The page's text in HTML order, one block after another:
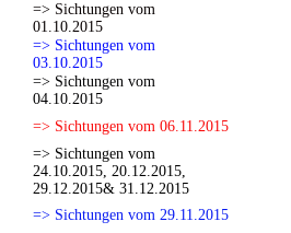
=> Sichtungen vom
01.10.2015
=> Sichtungen vom
03.10.2015
=> Sichtungen vom
04.10.2015
=> Sichtungen vom 06.11.2015
=> Sichtungen vom
24.10.2015, 20.12.2015,
29.12.2015& 31.12.2015
=> Sichtungen vom 29.11.2015